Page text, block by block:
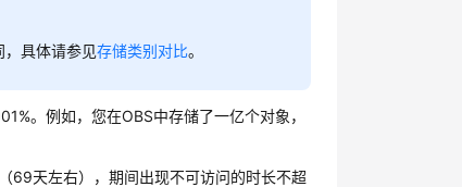
，具体请参见存储类别对比。
。例如，您在OBS中存储了一亿个对象，
69天左右），期间出现不可访问的时长不超